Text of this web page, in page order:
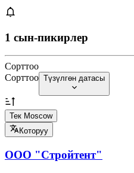
1 сын-пикирлер
Сорттоо
Сорттоо Түзүлгөн датасы
Тек Moscow
Которуу
ООО "Стройтент"